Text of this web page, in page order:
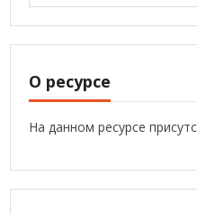
О ресурсе
На данном ресурсе